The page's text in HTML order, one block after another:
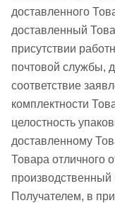
доставленного
доставленный
присутствии
почтовой службы,
соответствие
комплектности
целостность
доставленному
Товара отличного
производственный
Получателем, в